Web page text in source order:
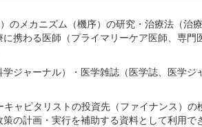
メカニズム（機序）の研究・治療法（治療
携わる医師（プライマリーケア医師、専門
ジャーナル）・医学雑誌（医学誌、医学ジ
ャピタリストの投資先（ファイナンス）の
の計画・実行を補助する資料として利用で